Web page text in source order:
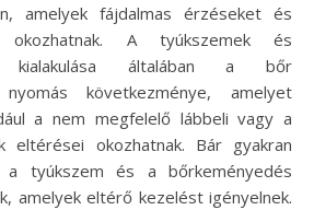
amelyek fájdalmas érzéseket és
okozhatnak. A tyúkszemek és
kialakulása általában a bőr
következménye, amelyet
a nem megfelelő lábbeli vagy a
eltérései okozhatnak. Bár gyakran
a tyúkszem és a bőrkeményedés
amelyek eltérő kezelést igényelnek.